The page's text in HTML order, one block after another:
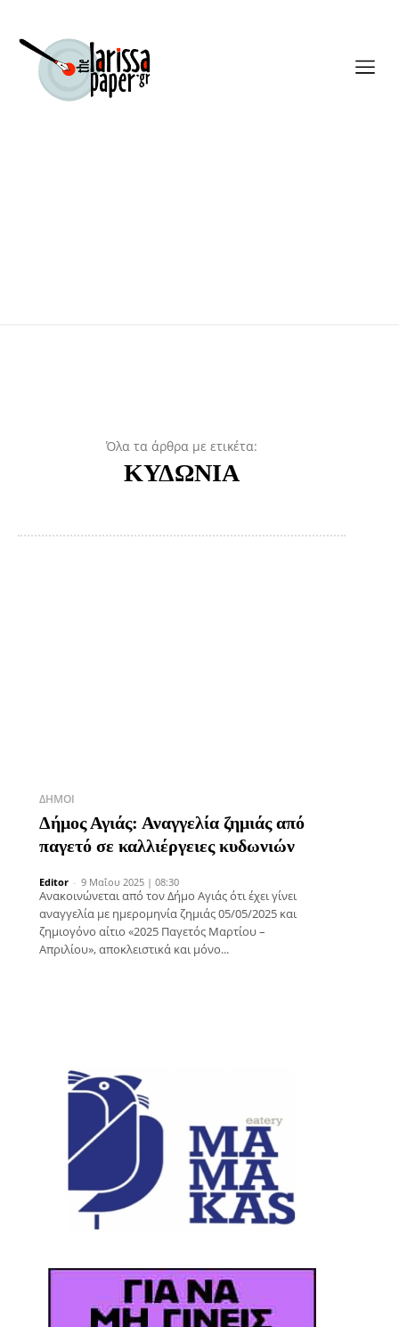
Όλα τα άρθρα με ετικέτα:
ΚΥΔΩΝΙΑ
ΔΉΜΟΙ
Δήμος Αγιάς: Αναγγελία ζημιάς από
παγετό σε καλλιέργειες κυδωνιών
Editor - 9 Μαΐου 2025 | 08:30
Ανακοινώνεται από τον Δήμο Αγιάς ότι έχει γίνει
αναγγελία με ημερομηνία ζημιάς 05/05/2025 και
ζημιογόνο αίτιο «2025 Παγετός Μαρτίου –
Απριλίου», αποκλειστικά και μόνο...